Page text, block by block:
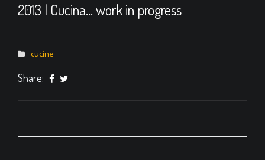
2013 | Cucina… work in progress
cucine
Share: